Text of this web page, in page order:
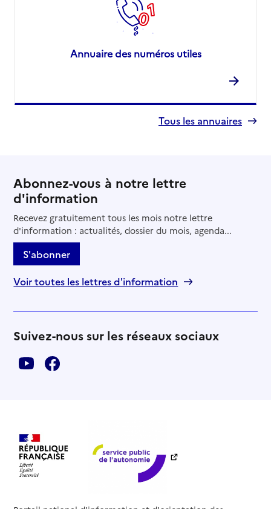
Annuaire des numéros utiles
Tous les annuaires
Abonnez-vous à notre lettre
d'information
Recevez gratuitement tous les mois notre lettre
d'information : actualités, dossier du mois, agenda...
S'abonner
Voir toutes les lettres d'information
Suivez-nous sur les réseaux sociaux